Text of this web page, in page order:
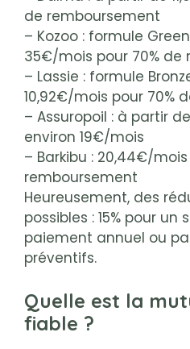
de remboursement
– Kozoo : formule
35€/mois pour 70% de
– Lassie : formule
10,92€/mois pour 70%
– Assuropoil : à partir
environ 19€/mois
– Barkibu : 20,44€/
remboursement
Heureusement, des
possibles : 15% pour
paiement annuel ou
préventifs.
Quelle est la
fiable ?